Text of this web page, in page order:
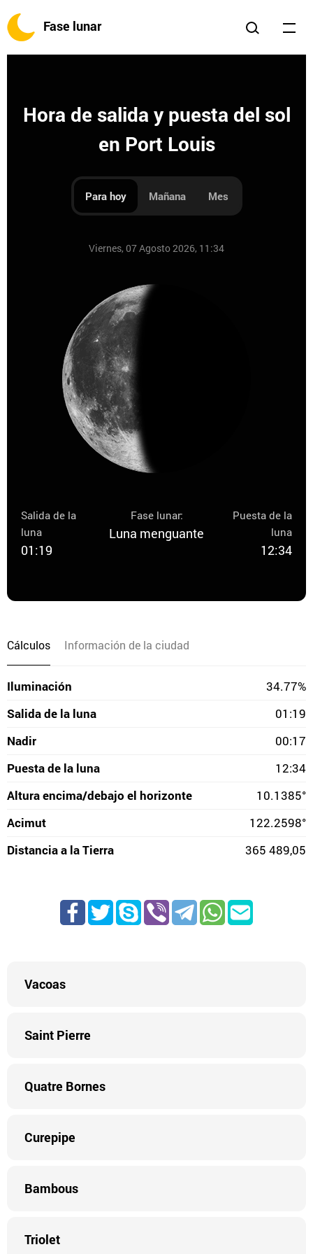
Fase lunar
Hora de salida y puesta del sol
en Port Louis
Para hoy Mañana Mes
Viernes, 07 Agosto 2026, 11:34
Salida de la
luna
01:19
Fase lunar:
Luna menguante
Puesta de la
luna
12:34
Cálculos Información de la ciudad
Iluminación
34.77%
Salida de la luna
01:19
Nadir
00:17
Puesta de la luna
12:34
Altura encima/debajo el horizonte
10.1385°
Acimut
122.2598°
Distancia a la Tierra
365 489,05
Vacoas
Saint Pierre
Quatre Bornes
Curepipe
Bambous
Triolet